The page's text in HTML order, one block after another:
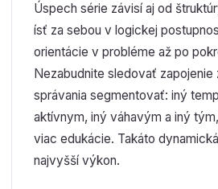
Úspech série závisí aj od
ísť za sebou v logickej
orientácie v probléme až po
Nezabudnite sledovať zapojenie
správania segmentovať: iný
aktívnym, iný váhavým a iný
viac edukácie. Takáto
najvyšší výkon.